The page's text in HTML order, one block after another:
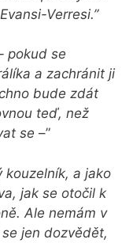
Verresi.”
pokud se
a zachránit ji
bude zdát
teď, než
se –”
kouzelník, a jako
jak se otočil k
Ale nemám v
jen dozvědět,